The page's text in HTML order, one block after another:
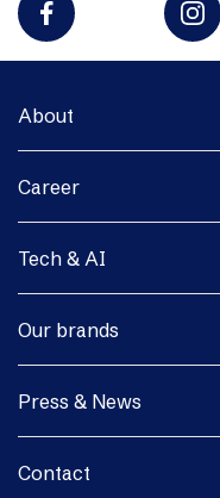
About
Career
Tech & AI
Our brands
Press & News
Contact